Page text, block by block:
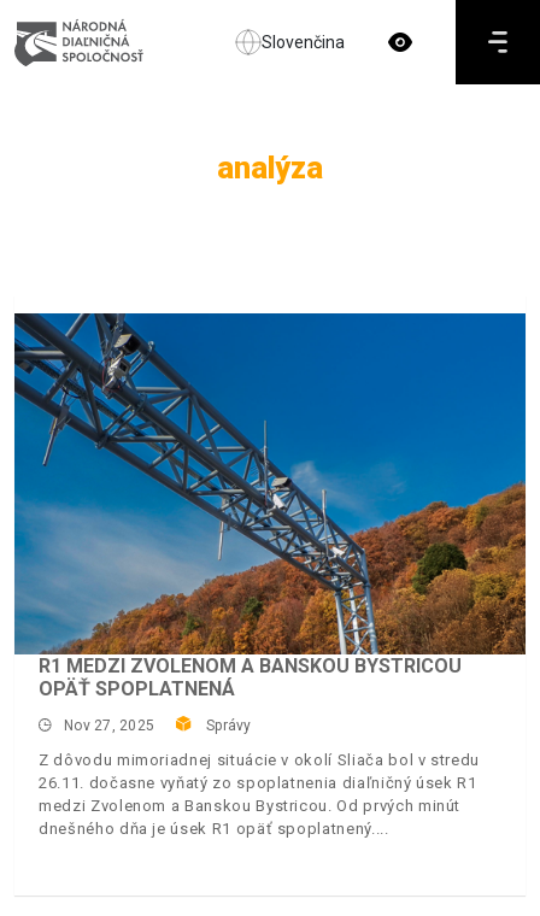
Slovenčina
analýza
R1 MEDZI ZVOLENOM A BANSKOU BYSTRICOU
OPÄŤ SPOPLATNENÁ
Nov 27, 2025 Správy
Z dôvodu mimoriadnej situácie v okolí Sliača bol v stredu
26.11. dočasne vyňatý zo spoplatnenia diaľničný úsek R1
medzi Zvolenom a Banskou Bystricou. Od prvých minút
dnešného dňa je úsek R1 opäť spoplatnený.